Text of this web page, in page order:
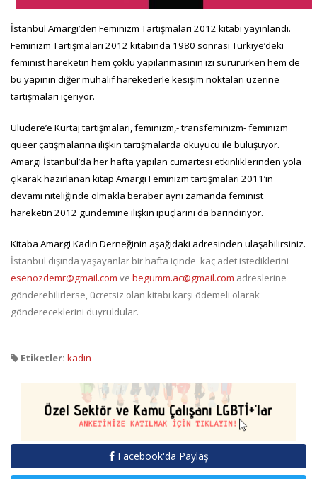
İstanbul Amargi’den Feminizm Tartışmaları 2012 kitabı yayınlandı.
Feminizm Tartışmaları 2012 kitabında 1980 sonrası Türkiye’deki
feminist hareketin hem çoklu yapılanmasının izi sürürürken hem de
bu yapının diğer muhalif hareketlerle kesişim noktaları üzerine
tartışmaları içeriyor.
Uludere’e Kürtaj tartışmaları, feminizm,- transfeminizm- feminizm
queer çatışmalarına ilişkin tartışmalarda okuyucu ile buluşuyor.
Amargi İstanbul’da her hafta yapılan cumartesi etkinliklerinden yola
çıkarak hazırlanan kitap Amargi Feminizm tartışmaları 2011’in
devamı niteliğinde olmakla beraber aynı zamanda feminist
hareketin 2012 gündemine ilişkin ipuçlarını da barındırıyor.
Kitaba Amargi Kadın Derneğinin aşağıdaki adresinden ulaşabilirsiniz.
İstanbul dışında yaşayanlar bir hafta içinde kaç adet istediklerini
esenozdemr@gmail.com ve begumm.ac@gmail.com adreslerine
gönderebilirlerse, ücretsiz olan kitabı karşı ödemeli olarak
göndereceklerini duyruldular.
Etiketler: kadın
Facebook'da Paylaş